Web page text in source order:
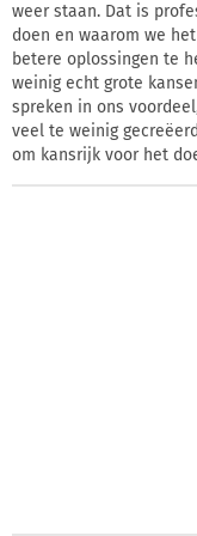
weer staan. Dat is
doen en waarom we
betere oplossingen te
weinig echt grote
spreken in ons
veel te weinig
om kansrijk voor het